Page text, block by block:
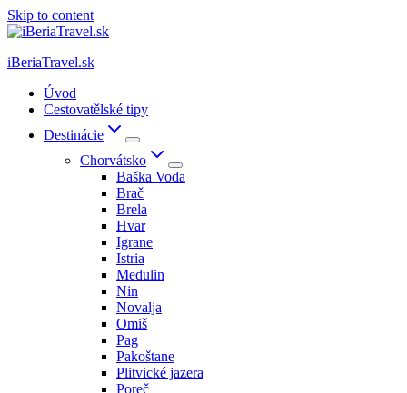
Skip to content
iBeriaTravel.sk
Úvod
Cestovatělské tipy
Destinácie
Chorvátsko
Baška Voda
Brač
Brela
Hvar
Igrane
Istria
Medulin
Nin
Novalja
Omiš
Pag
Pakoštane
Plitvické jazera
Poreč